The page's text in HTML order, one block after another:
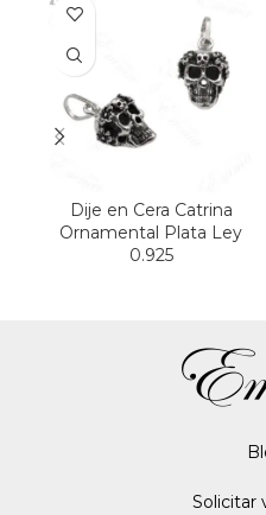
Dije en Cera Catrina
Ornamental Plata Ley
0.925
Solicitar